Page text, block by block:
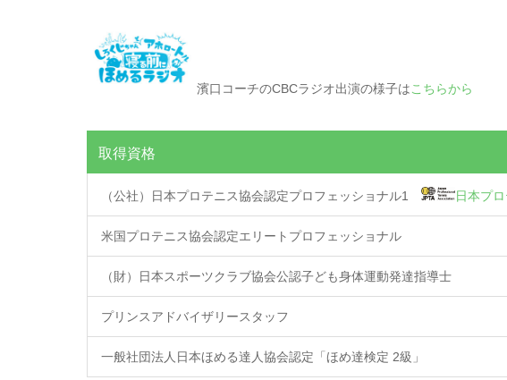
濱口コーチのCBCラジオ出演の様子はこちらから
取得資格
（公社）日本プロテニス協会認定プロフェッショナル1 日本プ
米国プロテニス協会認定エリートプロフェッショナル
（財）日本スポーツクラブ協会公認子ども身体運動発達指導士
プリンスアドバイザリースタッフ
一般社団法人日本ほめる達人協会認定「ほめ達検定 2級」